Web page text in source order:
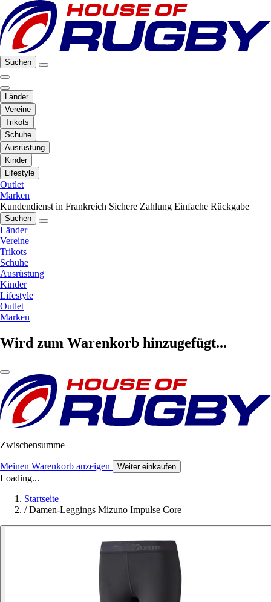
Suchen
Länder
Vereine
Trikots
Schuhe
Ausrüstung
Kinder
Lifestyle
Outlet
Marken
Kundendienst in Frankreich Sichere Zahlung Einfache Rückgabe
Suchen
Länder
Vereine
Trikots
Schuhe
Ausrüstung
Kinder
Lifestyle
Outlet
Marken
Wird zum Warenkorb hinzugefügt...
Zwischensumme
Meinen Warenkorb anzeigen Weiter einkaufen
Loading...
Startseite
/ Damen-Leggings Mizuno Impulse Core